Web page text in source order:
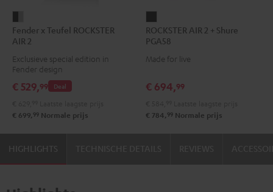
x
Teufel
ROCKSTER
AIR
2
&
Steel
Fender x Teufel ROCKSTER
AIR 2
Exclusieve special edition in
Fender design
Deal
€ 529,99
€ 699, 99 Normale prijs
AIR
2
+
PGA58
ROCKSTER AIR 2 + Shure
PGA58
Made for live
€ 694,99
€ 784, 99 Normale prijs
HIGHLIGHTS